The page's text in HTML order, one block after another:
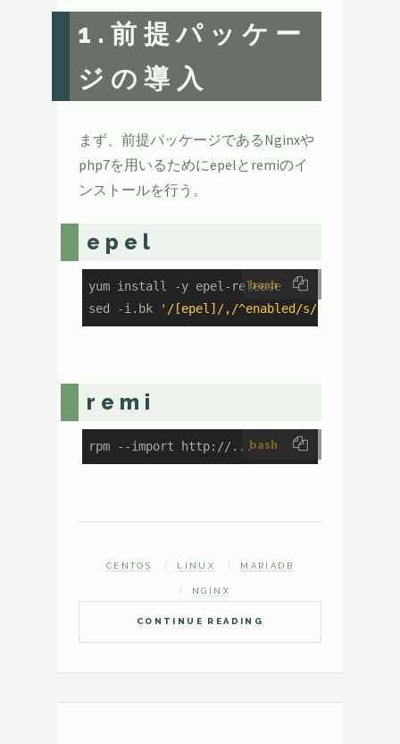
1.前提パッケー
ジの導入
まず、前提パッケージであるNginxや
php7を用いるためにepelとremiのイ
ンストールを行う。
epel
bash
yum install -y epel-release
sed -i.bk
'/[epel]/,/^enabled/s/enabled=1/
remi
bash
rpm --import http://...
CONTINUE READING
CENTOS LINUX MARIADB
NGINX